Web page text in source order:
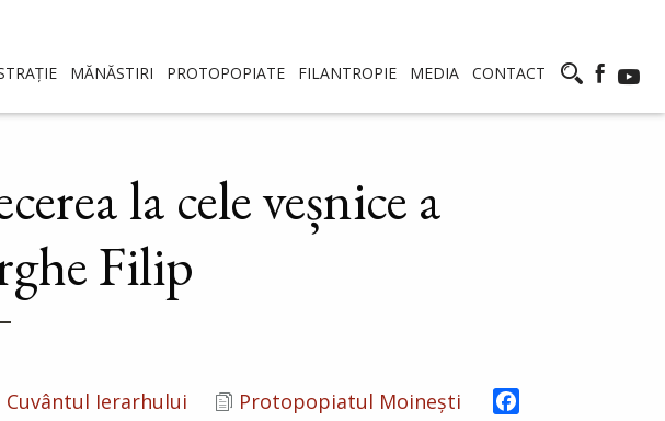
MĂNĂSTIRI PROTOPOPIATE FILANTROPIE MEDIA CONTACT
la cele veșnice a
Filip
Cuvântul Ierarhului Protopopiatul Moinești